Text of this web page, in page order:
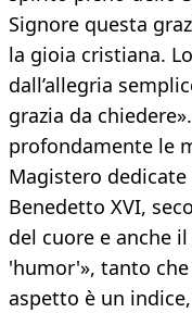
Signore questa
la gioia cristiana.
dall’allegria
grazia da
profondamente le
Magistero
Benedetto XVI,
del cuore e anche
'humor'», tanto
aspetto è un